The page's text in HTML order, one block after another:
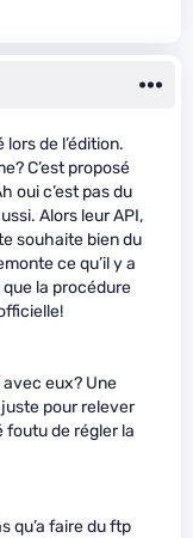
de l’édition.
C’est proposé
oui c’est pas du
Alors leur API,
souhaite bien du
ce qu’il y a
la procédure
eux? Une
juste pour relever
foutu de régler la
qu’a faire du ftp